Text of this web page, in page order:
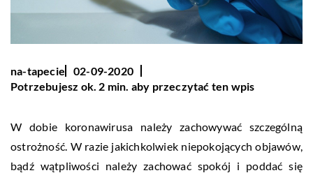
na-tapecie
02-09-2020
Potrzebujesz ok. 2 min. aby przeczytać ten wpis
W dobie koronawirusa należy zachowywać szczególną
ostrożność. W razie jakichkolwiek niepokojących objawów,
bądź wątpliwości należy zachować spokój i poddać się